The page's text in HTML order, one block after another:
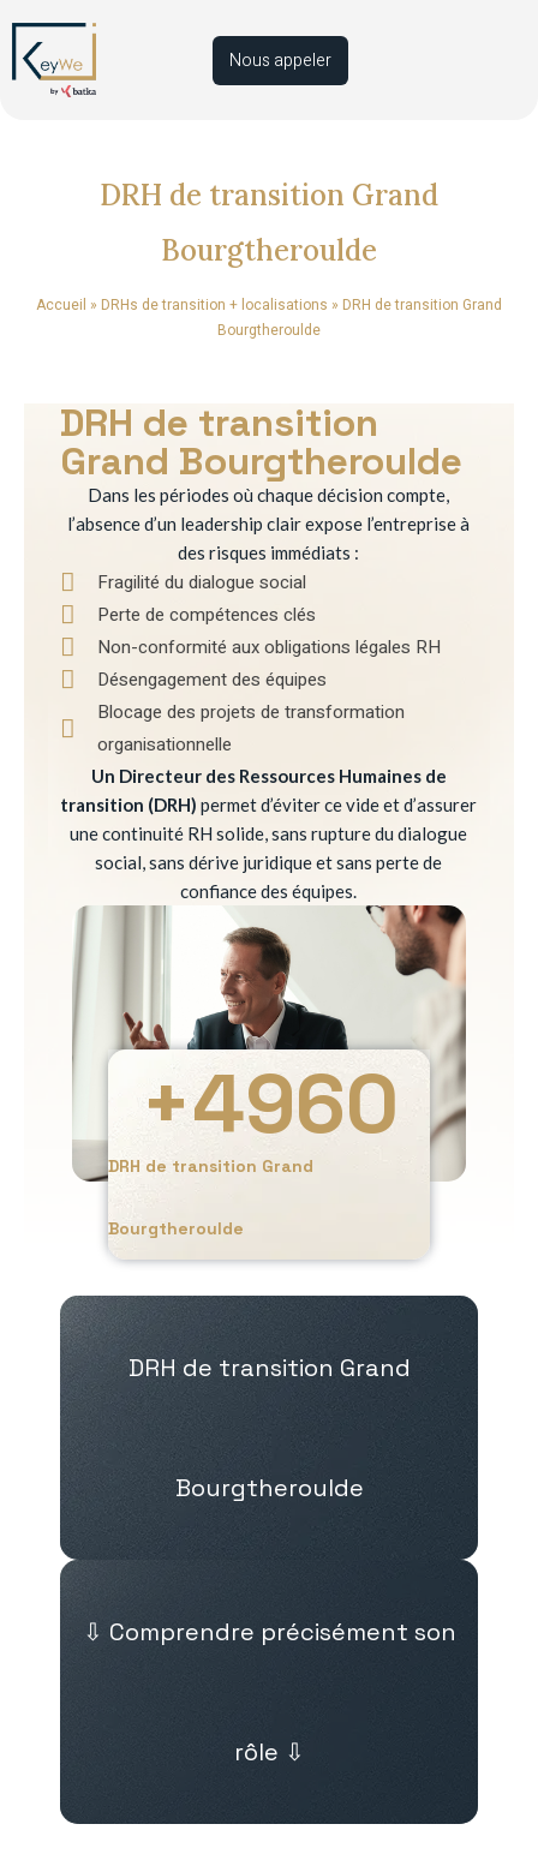
Nous appeler
DRH de transition Grand
Bourgtheroulde
Accueil » DRHs de transition + localisations » DRH de transition Grand
Bourgtheroulde
DRH de transition
Grand Bourgtheroulde
Dans les périodes où chaque décision compte,
l’absence d’un leadership clair expose l’entreprise à
des risques immédiats :
Fragilité du dialogue social
Perte de compétences clés
Non-conformité aux obligations légales RH
Désengagement des équipes
Blocage des projets de transformation
organisationnelle
Un Directeur des Ressources Humaines de
transition (DRH) permet d’éviter ce vide et d’assurer
une continuité RH solide, sans rupture du dialogue
social, sans dérive juridique et sans perte de
confiance des équipes.
DRH de transition Grand
Bourgtheroulde
+4960
DRH de transition Grand
Bourgtheroulde
⇩ Comprendre précisément son
rôle ⇩